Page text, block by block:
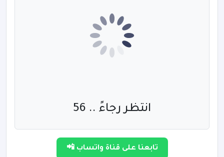
انتظر رجاءً .. 55
تابعنا على قناة واتساب 📲